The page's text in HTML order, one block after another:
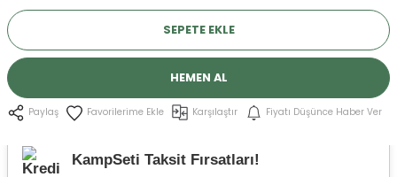
SEPETE EKLE
HEMEN AL
Paylaş Karşılaştır Fiyatı Düşünce Haber Ver
KampSeti Taksit Fırsatları!